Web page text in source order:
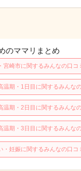
のママリまとめ
宮崎市に関するみんなの口コ
温期・1日目に関するみんな
温期・2日目に関するみんな
温期・3日目に関するみんな
・妊娠に関するみんなの口コ